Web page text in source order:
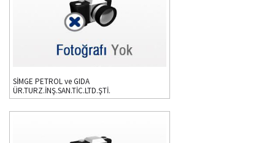
SİMGE PETROL ve GIDA
ÜR.TURZ.İNŞ.SAN.TİC.LTD.ŞTİ.